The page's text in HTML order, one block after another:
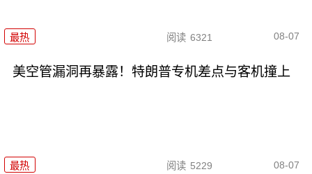
最热 阅读 6321 08-07
美空管漏洞再暴露！特朗普专机差点与客机撞上
最热 阅读 5229 08-07